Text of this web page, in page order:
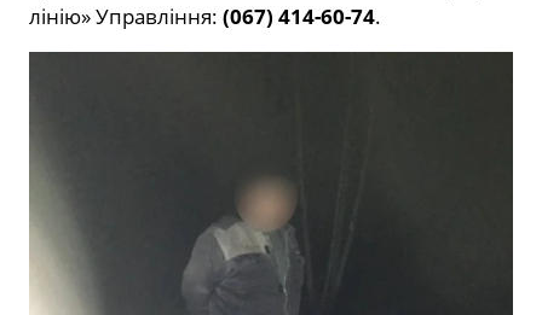
лінію» Управління: (067) 414-60-74.